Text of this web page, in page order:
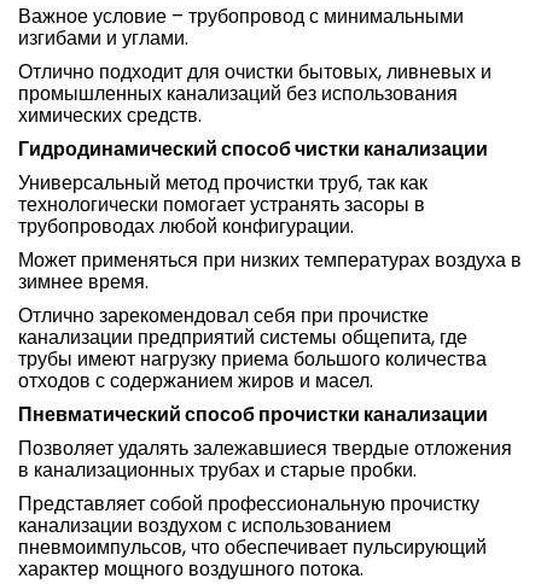
Важное условие – трубопровод с минимальными
изгибами и углами.
Отлично подходит для очистки бытовых, ливневых и
промышленных канализаций без использования
химических средств.
Гидродинамический способ чистки канализации
Универсальный метод прочистки труб, так как
технологически помогает устранять засоры в
трубопроводах любой конфигурации.
Может применяться при низких температурах воздуха в
зимнее время.
Отлично зарекомендовал себя при прочистке
канализации предприятий системы общепита, где
трубы имеют нагрузку приема большого количества
отходов с содержанием жиров и масел.
Пневматический способ прочистки канализации
Позволяет удалять залежавшиеся твердые отложения
в канализационных трубах и старые пробки.
Представляет собой профессиональную прочистку
канализации воздухом с использованием
пневмоимпульсов, что обеспечивает пульсирующий
характер мощного воздушного потока.